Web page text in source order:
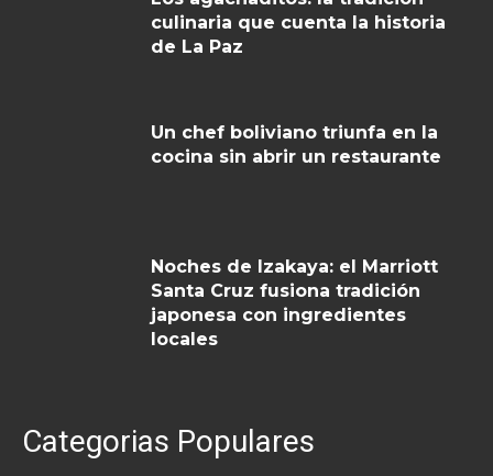
culinaria que cuenta la historia
de La Paz
Un chef boliviano triunfa en la
cocina sin abrir un restaurante
Noches de Izakaya: el Marriott
Santa Cruz fusiona tradición
japonesa con ingredientes
locales
Categorias Populares